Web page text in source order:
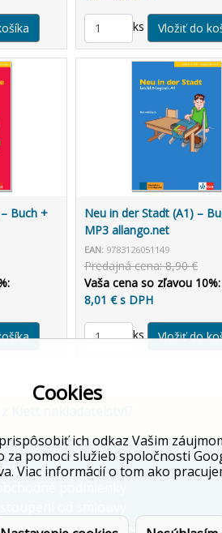
ks
Buch +
Neu in der Stadt (A1) –
MP3 allango.net
EAN: 9783126051149
Predajná cena: 8,90 €
Vaša cena so zľavou 10%:
8,01 € s DPH
ks
ochrane osobných údajov
Cookies
ich odkaz Vašim
pomoci služieb spoločnosti
Viac informácií o tom ako